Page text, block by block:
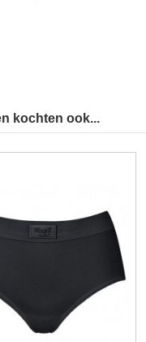
kochten ook...